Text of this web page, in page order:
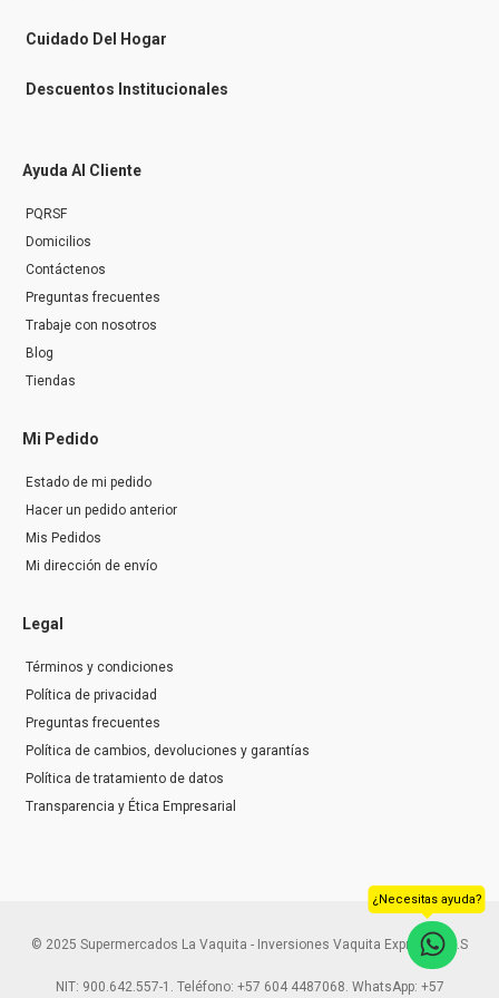
r
Cuidado Del Hogar
Descuentos Institucionales
Ayuda Al Cliente
PQRSF
Domicilios
Contáctenos
Preguntas frecuentes
Trabaje con nosotros
Blog
Tiendas
Mi Pedido
Estado de mi pedido
Hacer un pedido anterior
Mis Pedidos
Mi dirección de envío
Legal
Términos y condiciones
Política de privacidad
Preguntas frecuentes
Política de cambios, devoluciones y garantías
Política de tratamiento de datos
Transparencia y Ética Empresarial
© 2025 Supermercados La Vaquita - Inversiones Vaquita Express S.A.S
NIT: 900.642.557-1. Teléfono: +57 604 4487068. WhatsApp: +57
¿Necesitas ayuda?